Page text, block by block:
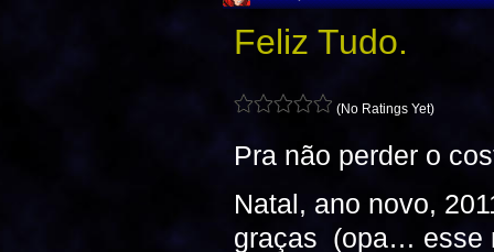
Feliz Tudo.
(No Ratings Yet)
Pra não perder o
Natal, ano novo,
graças (opa… esse